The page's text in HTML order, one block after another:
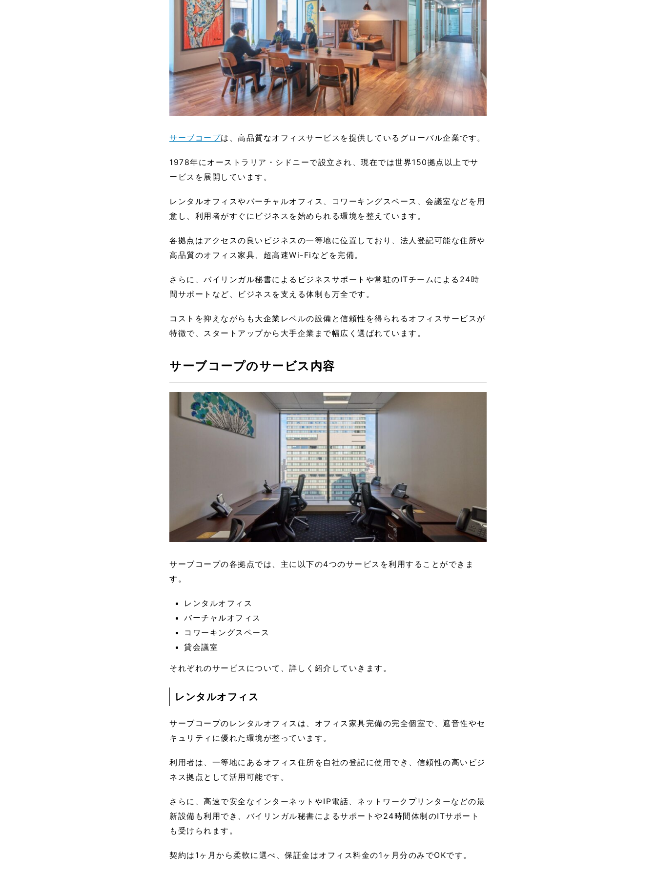
サーブコープは、高品質なオフィスサービスを提供しているグローバル企業です。
1978年にオーストラリア・シドニーで設立され、現在では世界150拠点以上でサ
ービスを展開しています。
レンタルオフィスやバーチャルオフィス、コワーキングスペース、会議室などを用
意し、利用者がすぐにビジネスを始められる環境を整えています。
各拠点はアクセスの良いビジネスの一等地に位置しており、法人登記可能な住所や
高品質のオフィス家具、超高速Wi-Fiなどを完備。
さらに、バイリンガル秘書によるビジネスサポートや常駐のITチームによる24時
間サポートなど、ビジネスを支える体制も万全です。
コストを抑えながらも大企業レベルの設備と信頼性を得られるオフィスサービスが
特徴で、スタートアップから大手企業まで幅広く選ばれています。
サーブコープのサービス内容
サーブコープの各拠点では、主に以下の4つのサービスを利用することができま
す。
レンタルオフィス
バーチャルオフィス
コワーキングスペース
貸会議室
それぞれのサービスについて、詳しく紹介していきます。
レンタルオフィス
サーブコープのレンタルオフィスは、オフィス家具完備の完全個室で、遮音性やセ
キュリティに優れた環境が整っています。
利用者は、一等地にあるオフィス住所を自社の登記に使用でき、信頼性の高いビジ
ネス拠点として活用可能です。
さらに、高速で安全なインターネットやIP電話、ネットワークプリンターなどの最
新設備も利用でき、バイリンガル秘書によるサポートや24時間体制のITサポート
も受けられます。
契約は1ヶ月から柔軟に選べ、保証金はオフィス料金の1ヶ月分のみでOKです。